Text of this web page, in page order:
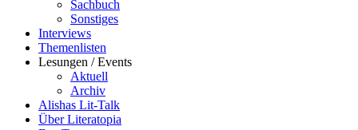
Sachbuch
Sonstiges
Interviews
Themenlisten
Lesungen / Events
Aktuell
Archiv
Alishas Lit-Talk
Über Literatopia